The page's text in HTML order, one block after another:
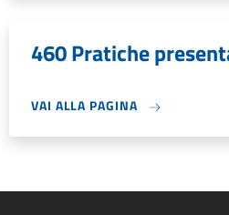
460 Pratiche
VAI ALLA PAGINA